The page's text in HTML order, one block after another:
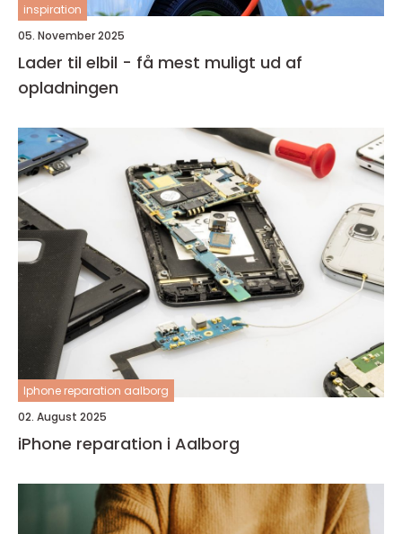
inspiration
05. November 2025
Lader til elbil - få mest muligt ud af
opladningen
Iphone reparation aalborg
02. August 2025
iPhone reparation i Aalborg